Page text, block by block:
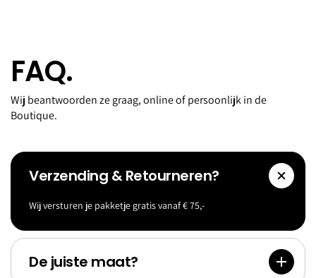
Accessoi
res
FAQ.
Wij beantwoorden ze graag, online of persoonlijk in de
Boutique.
Verzending & Retourneren?
Wij versturen je pakketje gratis vanaf € 75,-
De juiste maat?